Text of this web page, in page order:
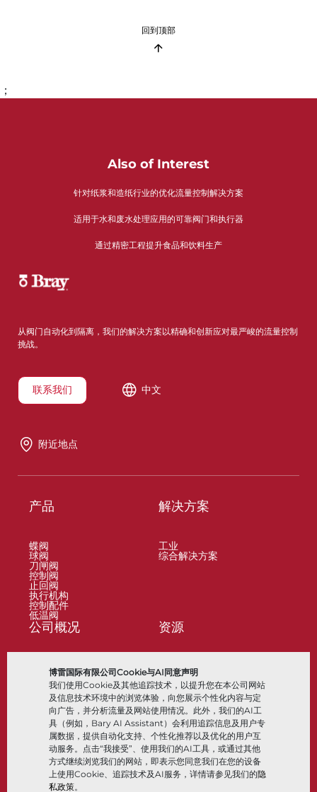
博雷国际有限公司Cookie与AI同意声明
我们使用Cookie及其他追踪技术，以提升您在本公司网站
及信息技术环境中的浏览体验，向您展示个性化内容与定
向广告，并分析流量及网站使用情况。此外，我们的AI工
具（例如，Bary AI Assistant）会利用追踪信息及用户专
属数据，提供自动化支持、个性化推荐以及优化的用户互
动服务。点击“我接受”、使用我们的AI工具，或通过其他
方式继续浏览我们的网站，即表示您同意我们在您的设备
上使用Cookie、追踪技术及AI服务，详情请参见我们的隐
私政策。
回到顶部
；
Also of Interest
针对纸浆和造纸行业的优化流量控制解决方案
适用于水和废水处理应用的可靠阀门和执行器
通过精密工程提升食品和饮料生产
从阀门自动化到隔离，我们的解决方案以精确和创新应对最严峻的流量控制
挑战。
联系我们 中文
附近地点
产品
蝶阀
球阀
刀闸阀
控制阀
止回阀
执行机构
控制配件
低温阀
解决方案
工业
综合解决方案
公司概况
合作伙伴
可持续性
客户门户
资源
文档
知识中心
软件
材料选择
关注我们 LinkedIn YouTube